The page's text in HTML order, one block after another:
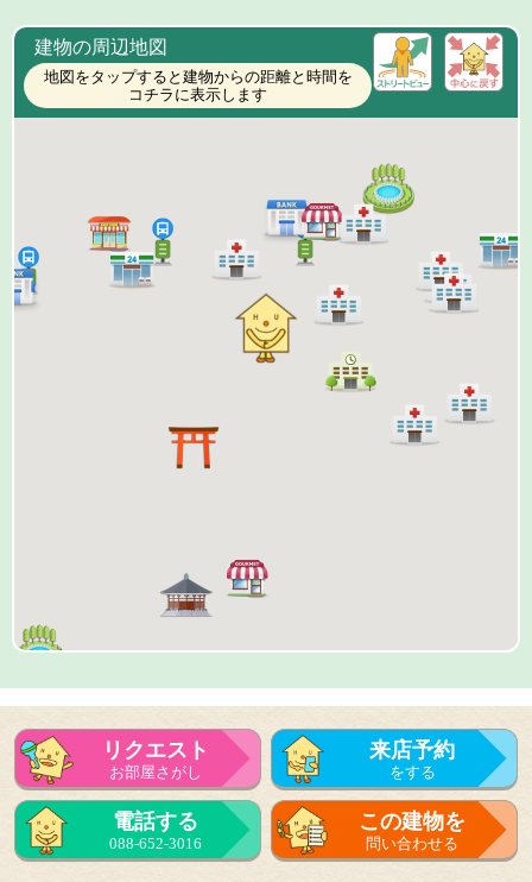
建物の周辺地図
地図をタップすると建物からの距離と時間を
コチラに表示します
リクエスト
お部屋さがし
来店予約
をする
来店予約
をする
電話する
088-652-3016
この建物を
問い合わせる